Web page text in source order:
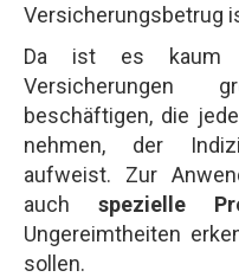
Versicherungsbetrug
Da ist es kaum
Versicherungen
beschäftigen, die
nehmen, der
aufweist. Zur
auch spezielle
Ungereimtheiten
sollen.